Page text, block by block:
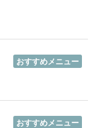
おすすめメニュー
おすすめメニュー